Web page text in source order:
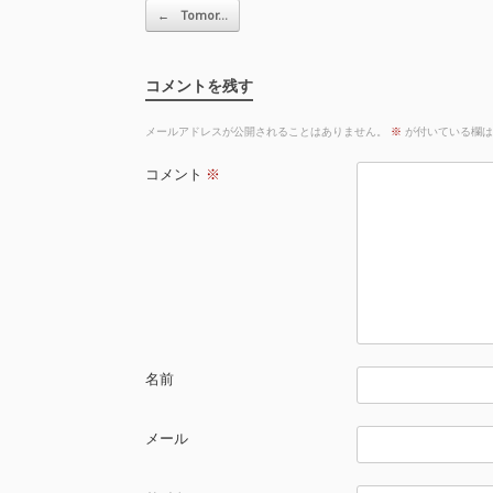
投稿ナビゲーション
← Tomor…
コメントを残す
メールアドレスが公開されることはありません。 ※ が付いている欄
コメント ※
名前
メール